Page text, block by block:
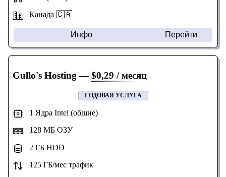
Канада 🇨🇦
Инфо Перейти
Gullo's Hosting —$0,29 / месяц
ГОДОВАЯ УСЛУГА
1 Ядра Intel (общие)
128 МБ ОЗУ
2 ГБ HDD
125 ГБ/мес трафик